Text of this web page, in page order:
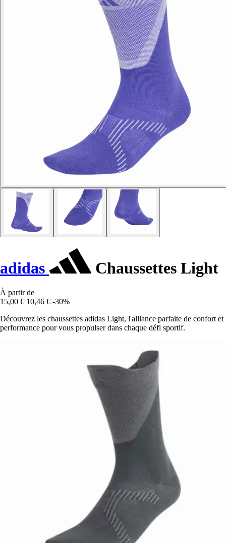
adidas Chaussettes Light
À partir de
15,00 € 10,46 € -30%
Découvrez les chaussettes adidas Light, l'alliance parfaite de confort et
performance pour vous propulser dans chaque défi sportif.